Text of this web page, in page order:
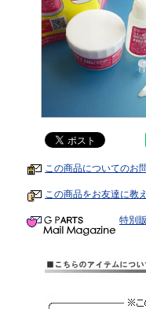
この商品についてのお
この商品をお友達に教
特別